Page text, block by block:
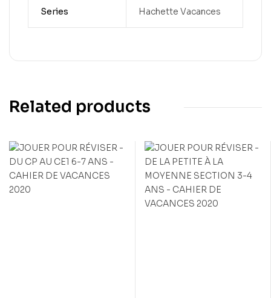
Series Hachette Vacances
Related products